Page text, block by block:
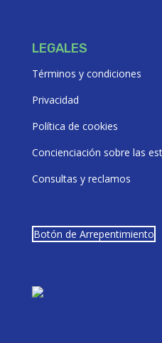
LEGALES
Términos y condiciones
Privacidad
Política de cookies
Concienciación sobre las
Consultas y reclamos
Botón de Arrepentimiento